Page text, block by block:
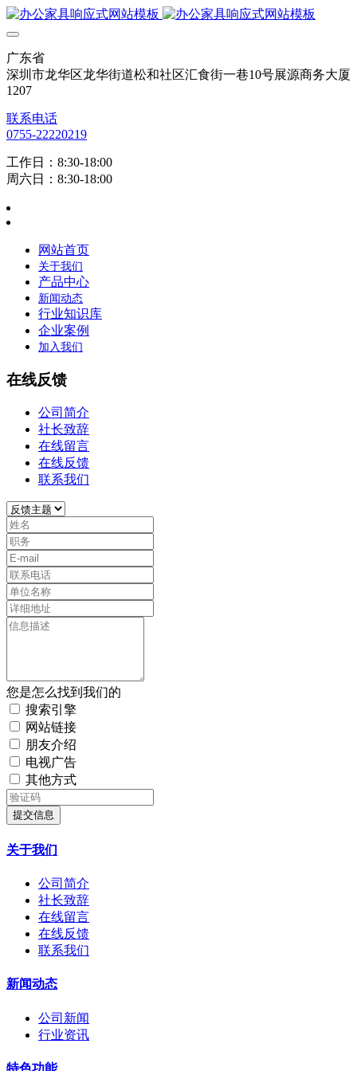
广东省
深圳市龙华区龙华街道松和社区汇食街一巷10号展源商务大厦
1207
联系电话
0755-22220219
工作日：8:30-18:00
周六日：8:30-18:00
网站首页
关于我们
产品中心
新闻动态
行业知识库
企业案例
加入我们
在线反馈
公司简介
社长致辞
在线留言
在线反馈
联系我们
您是怎么找到我们的
搜索引擎
网站链接
朋友介绍
电视广告
其他方式
提交信息
关于我们
公司简介
社长致辞
在线留言
在线反馈
联系我们
新闻动态
公司新闻
行业资讯
特色功能